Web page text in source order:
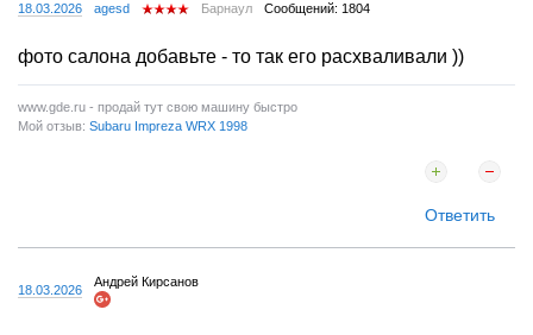
18.03.2026 agesd Барнаул Сообщений: 1804
фото салона добавьте - то так его расхваливали ))
www.gde.ru - продай тут свою машину быстро
Мой отзыв: Subaru Impreza WRX 1998
Ответить
18.03.2026
Андрей Кирсанов